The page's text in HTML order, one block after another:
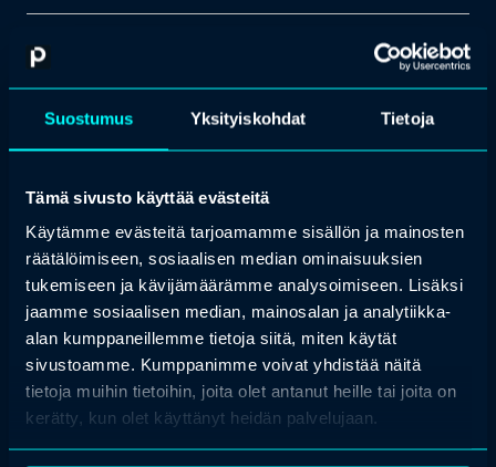
Suostumus Yksityiskohdat Tietoja
Tämä sivusto käyttää evästeitä
Käytämme evästeitä tarjoamamme sisällön ja mainosten
räätälöimiseen, sosiaalisen median ominaisuuksien
tukemiseen ja kävijämäärämme analysoimiseen. Lisäksi
jaamme sosiaalisen median, mainosalan ja analytiikka-
alan kumppaneillemme tietoja siitä, miten käytät
sivustoamme. Kumppanimme voivat yhdistää näitä
tietoja muihin tietoihin, joita olet antanut heille tai joita on
kerätty, kun olet käyttänyt heidän palvelujaan.
osallistumiseni?
Miksi kannattaa
osallistua
tapahtumaan tai
koulutukseen?
add_2